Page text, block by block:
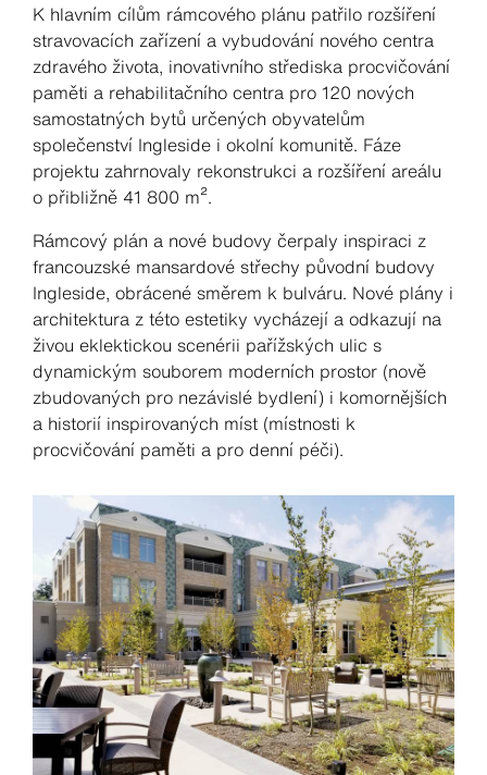
K hlavním cílům rámcového plánu patřilo rozšíření
stravovacích zařízení a vybudování nového centra
zdravého života, inovativního střediska procvičování
paměti a rehabilitačního centra pro 120 nových
samostatných bytů určených obyvatelům
společenství Ingleside i okolní komunitě. Fáze
projektu zahrnovaly rekonstrukci a rozšíření areálu
o přibližně 41 800 m².
Rámcový plán a nové budovy čerpaly inspiraci z
francouzské mansardové střechy původní budovy
Ingleside, obrácené směrem k bulváru. Nové plány i
architektura z této estetiky vycházejí a odkazují na
živou eklektickou scenérii pařížských ulic s
dynamickým souborem moderních prostor (nově
zbudovaných pro nezávislé bydlení) i komornějších
a historií inspirovaných míst (místnosti k
procvičování paměti a pro denní péči).